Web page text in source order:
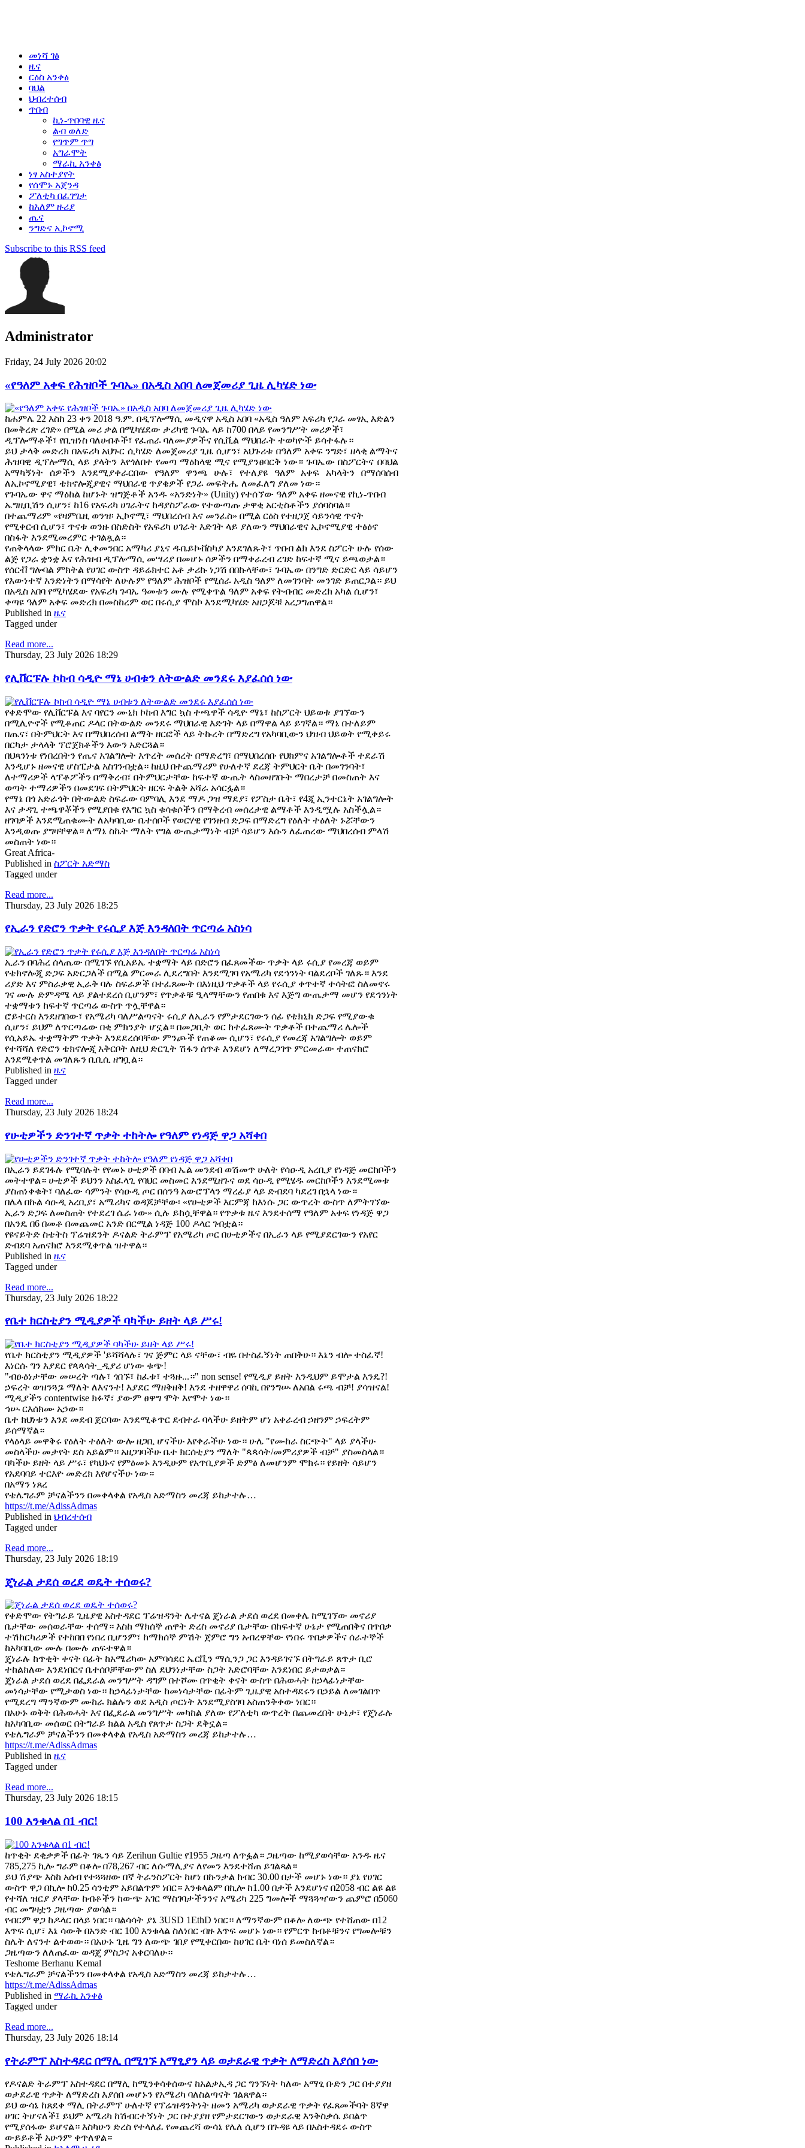
መነሻ ገፅ
ዜና
ርዕስ አንቀፅ
ባህል
ህብረተሰብ
ጥበብ
ኪነ-ጥበባዊ ዜና
ልብ ወለድ
የግጥም ጥግ
አግራሞት
ማራኪ አንቀፅ
ነፃ አስተያየት
የሰሞኑ አጀንዳ
ፖለቲካ በፈገግታ
ከአለም ዙሪያ
ጤና
ንግድና ኢኮኖሚ
Subscribe to this RSS feed
Administrator
Friday, 24 July 2026 20:02
«የዓለም አቀፍ የሕዝቦች ጉባኤ» በአዲስ አበባ ለመጀመሪያ ጊዜ ሊካሄድ ነው
ከሐምሌ 22 እስከ 23 ቀን 2018 ዓ.ም. በዲፕሎማሲ መዲናዋ አዲስ አበባ «አዲስ ዓለም አፍሪካ የጋራ መፃኢ እድልን
በመቅረጽ ረገድ» በሚል መሪ ቃል በሚካሄደው ታሪካዊ ጉባኤ ላይ ከ700 በላይ የመንግሥት መሪዎች፣
ዲፕሎማቶች፣ የቢዝነስ ባለሀብቶች፣ የፈጠራ ባለሙያዎችና የሲቪል ማህበራት ተወካዮች ይሳተፋሉ።
ይህ ታላቅ መድረክ በአፍሪካ አህጉር ሲካሄድ ለመጀመሪያ ጊዜ ሲሆን፣ አህጉሪቱ በዓለም አቀፍ ንግድ፣ ዘላቂ ልማትና
ሕዝባዊ ዲፕሎማሲ ላይ ያላትን እየጎለበተ የመጣ ማዕከላዊ ሚና የሚያንፀባርቅ ነው። ጉባኤው በስፖርትና በባህል
አማካኝነት ሰዎችን እንደሚያቀራርበው የዓለም ዋንጫ ሁሉ፣ የተለያዩ ዓለም አቀፍ አካላትን በማሰባሰብ
ለኢኮኖሚያዊ፣ ቴክኖሎጂያዊና ማህበራዊ ጥያቄዎች የጋራ መፍትሔ ለመፈለግ ያለመ ነው።
የጉባኤው ዋና ማዕከል ከሆኑት ዝግጅቶች አንዱ «አንድነት» (Unity) የተሰኘው ዓለም አቀፍ ዘመናዊ የኪነ-ጥበብ
ኤግዚቢሽን ሲሆን፣ ከ16 የአፍሪካ ሀገራትና ከዳያስፖራው የተውጣጡ ታዋቂ አርቲስቶችን ያሰባስባል።
በተጨማሪም «የዛምቤዚ ወንዝ፡ ኢኮኖሚ፣ ማህበረሰብ እና መንፈስ» በሚል ርዕስ የተዘጋጀ ሳይንሳዊ ጥናት
የሚቀርብ ሲሆን፣ ጥናቱ ወንዙ በስድስት የአፍሪካ ሀገራት እድገት ላይ ያለውን ማህበራዊና ኢኮኖሚያዊ ተፅዕኖ
በስፋት እንደሚመረምር ተገልጿል።
የጠቅላላው ምክር ቤት ሊቀመንበር አማካሪ ያኒና ዱቤይኮቭስካያ እንደገለጹት፣ ጥበብ ልክ እንደ ስፖርት ሁሉ የሰው
ልጅ የጋራ ቋንቋ እና የሕዝብ ዲፕሎማሲ መሣሪያ በመሆኑ ሰዎችን በማቀራረብ ረገድ ከፍተኛ ሚና ይጫወታል።
የሰርቭ ግሎባል ምክትል የሀገር ውስጥ ዳይሬክተር አቶ ታሪኩ ነጋሽ በበኩላቸው፣ ጉባኤው በንግድ ድርድር ላይ ሳይሆን
የእውነተኛ አንድነትን በማሳየት ለሁሉም የዓለም ሕዝቦች የሚሰራ አዲስ ዓለም ለመገንባት መንገድ ይጠርጋል። ይህ
በአዲስ አበባ የሚካሄደው የአፍሪካ ጉባኤ ዓመቱን ሙሉ የሚቀጥል ዓለም አቀፍ የትብብር መድረክ አካል ሲሆን፣
ቀጣዩ ዓለም አቀፍ መድረክ በመስከረም ወር በሩሲያ ሞስኮ እንደሚካሄድ አዘጋጆቹ አረጋግጠዋል።
Published in ዜና
Tagged under
Read more...
Thursday, 23 July 2026 18:29
የሊቨርፑሉ ኮከብ ሳዲዮ ማኔ ሀብቱን ለትውልድ መንደሩ እያፈሰሰ ነው
የቀድሞው የሊቨርፑል እና ባየርን ሙኒክ ኮከብ እግር ኳስ ተጫዋች ሳዲዮ ማኔ፣ ከስፖርት ህይወቱ ያገኘውን
በሚሊዮኖች የሚቆጠር ዶላር በትውልድ መንደሩ ማህበራዊ እድገት ላይ በማዋል ላይ ይገኛል። ማኔ በተለይም
በጤና፣ በትምህርት እና በማህበረሰብ ልማት ዘርፎች ላይ ትኩረት በማድረግ የአካባቢውን ህዝብ ህይወት የሚቀይሩ
በርካታ ታላላቅ ፕሮጀክቶችን እውን አድርጓል።
በህጻንነቱ የነበረበትን የጤና አገልግሎት እጥረት መሰረት በማድረግ፣ በማህበረሰቡ የህክምና አገልግሎቶች ተደራሽ
እንዲሆኑ ዘመናዊ ሆስፒታል አስገንብቷል። ከዚህ በተጨማሪም የሁለተኛ ደረጃ ትምህርት ቤት በመገንባት፣
ለተማሪዎች ላፕቶፖችን በማቅረብ፣ በትምህርታቸው ከፍተኛ ውጤት ላስመዘገቡት ማበረታቻ በመስጠት እና
ወጣት ተማሪዎችን በመደገፍ በትምህርት ዘርፍ ትልቅ አሻራ አሳርፏል።
የማኔ በጎ አድራጎት በትውልድ ስፍራው ባምባሊ እንደ ማዶ ጋዝ ማደያ፣ የፖስታ ቤት፣ የ4ጂ ኢንተርኔት አገልግሎት
እና ታዳጊ ተጫዋቾችን የሚያበቁ የእግር ኳስ ቁሳቁሶችን በማቅረብ መሰረታዊ ልማቶች እንዲሟሉ አስችሏል።
ዘገባዎች እንደሚጠቁሙት ለአካባቢው ቤተሰቦች የወርሃዊ የገንዘብ ድጋፍ በማድረግ የዕለት ተዕለት ኑሯቸውን
እንዲወጡ ያግዛቸዋል። ለማኔ ስኬት ማለት የግል ውጤታማነት ብቻ ሳይሆን እሱን ለፈጠረው ማህበረሰብ ምላሽ
መስጠት ነው።
Great Africa-
Published in ስፖርት አድማስ
Tagged under
Read more...
Thursday, 23 July 2026 18:25
የኢራን የድሮን ጥቃት የሩሲያ እጅ እንዳለበት ጥርጣሬ አስነሳ
ኢራን በባሕረ ሰላጤው በሚገኙ የሲአይኤ ተቋማት ላይ በድሮን በፈጸመችው ጥቃት ላይ ሩሲያ የመረጃ ወይም
የቴክኖሎጂ ድጋፍ አድርጋለች በሚል ምርመራ ሊደረግበት እንደሚገባ የአሜሪካ የደኅንነት ባልደረቦች ገለጹ። እንደ
ሪያድ እና ምስራቃዊ ኢራቅ ባሉ ስፍራዎች በተፈጸሙት በእነዚህ ጥቃቶች ላይ የሩሲያ ቀጥተኛ ተሳትፎ ስለመኖሩ
ገና ሙሉ ድምዳሜ ላይ ያልተደረሰ ቢሆንም፣ የጥቃቶቹ ዒላማቸውን የጠበቁ እና እጅግ ውጤታማ መሆን የደኅንነት
ተቋማቱን ከፍተኛ ጥርጣሬ ውስጥ ጥሏቸዋል።
ሮይተርስ እንደዘገበው፣ የአሜሪካ ባለሥልጣናት ሩሲያ ለኢራን የምታደርገውን ሰፊ የቴክኒክ ድጋፍ የሚያውቁ
ሲሆን፣ ይህም ለጥርጣሬው በቂ ምክንያት ሆኗል። በመጋቢት ወር ከተፈጸሙት ጥቃቶች በተጨማሪ ሌሎች
የሲአይኤ ተቋማትም ጥቃት እንደደረሰባቸው ምንጮች የጠቆሙ ሲሆን፣ የሩሲያ የመረጃ አገልግሎት ወይም
የተሻሻለ የድሮን ቴክኖሎጂ አቅርቦት ለዚህ ድርጊት ሽፋን ሰጥቶ እንደሆነ ለማረጋገጥ ምርመራው ተጠናክሮ
እንደሚቀጥል መገለጹን ቢቢሲ ዘግቧል።
Published in ዜና
Tagged under
Read more...
Thursday, 23 July 2026 18:24
የሁቲዎችን ድንገተኛ ጥቃት ተከትሎ የዓለም የነዳጅ ዋጋ አሻቀበ
በኢራን ይደገፋሉ የሚባሉት የየመኑ ሁቲዎች በባብ ኤል መንደብ ወሽመጥ ሁለት የሳዑዲ አረቢያ የነዳጅ መርከቦችን
መትተዋል። ሁቲዎች ይህንን አስፈላጊ የባህር መስመር እንደሚዘጉና ወደ ሳዑዲ የሚሄዱ መርከቦችን እንደሚመቱ
ያስጠነቀቁት፣ ባለፈው ሳምንት የሳዑዲ ጦር በሰንዓ አውሮፕላን ማረፊያ ላይ ድብደባ ካደረገ በኋላ ነው።
በሌላ በኩል ሳዑዲ አረቢያ፣ አሜሪካና ወዳጆቻቸው፡ «የሁቲዎች እርምጃ ከእነሱ ጋር ውጥረት ውስጥ ለምትገኘው
ኢራን ድጋፍ ለመስጠት የተደረገ ሴራ ነው» ሲሉ ይከሷቸዋል። የጥቃቱ ዜና እንደተሰማ የዓለም አቀፍ የነዳጅ ዋጋ
በአንዴ በ6 በመቶ በመጨመር አንድ በርሚል ነዳጅ 100 ዶላር ገብቷል።
የዩናይትድ ስቴትስ ፕሬዝደንት ዶናልድ ትራምፕ የአሜሪካ ጦር በሁቲዎችና በኢራን ላይ የሚያደርገውን የአየር
ድብደባ አጠናክሮ እንደሚቀጥል ዝተዋል።
Published in ዜና
Tagged under
Read more...
Thursday, 23 July 2026 18:22
የቤተ ክርስቲያን ሚዲያዎች ባካችሁ ይዘት ላይ ሥሩ!
የቤተ ክርስቲያን ሚዲያዎች 'ይሻሻላሉ፣ ገና ጅምር ላይ ናቸው፣ ብዬ በተስፈኝነት ጠበቅሁ። እኔን ብሎ ተስፈኛ!
እነርሱ ግን እያደር የጳጳሳት_ዲያሪ ሆነው ቁጭ!
"ብፁዕነታቸው መሠረት ጣሉ፣ ጎበኙ፣ ከፈቱ፣ ተጓዙ...።" non sense! የሚዲያ ይዘት እንዲህም ይሞታል እንዴ?!
ኃፍረት ወዝንጓጔ ማለት ለእናንተ! እያደር ማዘቅዘቅ! እንደ ተዘዋዋሪ ሰባኪ በየንግሡ ለአበል ሩጫ ብቻ! ያሳዝናል!
ሚዲያችን contentwise ክፉኛ፣ ያውም ፀዋግ ሞት እየሞተ ነው።
ኅሡ ርእሰክሙ አኃው።
ቤተ ክህነቱን እንደ መደብ ጀርባው እንደሚቆጥር ደብተራ ባላችሁ ይዘትም ሆነ አቀራረብ ኃዘንም ኃፍረትም
ይሰማኛል።
የላዕላይ መዋቅሩ የዕለት ተዕለት ውሎ ዘጋቢ ሆናችሁ እየቀራችሁ ነው። ሁሌ "የሙከራ ስርጭት" ላይ ያላችሁ
መስላችሁ መታየት ደስ አይልም። አዘጋገባችሁ ቤተ ክርሰቲያን ማለት "ጳጳሳት/መምሪያዎች ብቻ" ያስመስላል።
ባካችሁ ይዘት ላይ ሥሩ፣ የካህኑና የምዕመኑ እንዲሁም የአጥቢያዎች ድምፅ ለመሆንም ሞክሩ። የይዘት ሳይሆን
የአደባባይ ተርእዮ መድረክ እየሆናችሁ ነው።
በአማን ነጸረ
የቴሌግራም ቻናልችንን በመቀላቀል የአዲስ አድማስን መረጃ ይከታተሉ…
https://t.me/AdissAdmas
Published in ህብረተሰብ
Tagged under
Read more...
Thursday, 23 July 2026 18:19
ጄነራል ታደሰ ወረደ ወዴት ተሰወሩ?
የቀድሞው የትግራይ ጊዜያዊ አስተዳደር ፕሬዝዳንት ሌተናል ጄነራል ታደሰ ወረደ በመቀሌ ከሚገኘው መኖሪያ
ቤታቸው መሰወራቸው ተሰማ። እስከ ማክሰኞ ጠዋት ድረስ መኖሪያ ቤታቸው በከፍተኛ ሁኔታ የሚጠበቅና በጥበቃ
ተሽከርካሪዎች የተከበበ የነበረ ቢሆንም፣ ከማክሰኞ ምሽት ጀምሮ ግን አብረዋቸው የነበሩ ጥበቃዎችና ሰራተኞች
ከአካባቢው ሙሉ በሙሉ ጠፍተዋል።
ጄነራሉ ከጥቂት ቀናት በፊት ከአሜሪካው አምባሳደር ኤርቪን ማሲንጋ ጋር እንዳይገናኙ በትግራይ ጸጥታ ቢሮ
ተከልክለው እንደነበርና ቤተሰቦቻቸውም ስለ ደህንነታቸው ስጋት አድሮባቸው እንደነበር ይታወቃል።
ጄነራል ታደሰ ወረደ በፌደራል መንግሥት ዳግም በተሾሙ በጥቂት ቀናት ውስጥ በሕወሓት ከኃላፊነታቸው
መነሳታቸው የሚታወስ ነው። ከኃላፊነታቸው ከመነሳታቸው በፊትም ጊዜያዊ አስተዳደሩን በኃይል ለመገልበጥ
የሚደረግ ማንኛውም ሙከራ ክልሉን ወደ አዲስ ጦርነት እንደሚያስገባ አስጠንቅቀው ነበር።
በአሁኑ ወቅት በሕወሓት እና በፌደራል መንግሥት መካከል ያለው የፖለቲካ ውጥረት በጨመረበት ሁኔታ፣ የጄነራሉ
ከአካባቢው መሰወር በትግራይ ክልል አዲስ የጸጥታ ስጋት ደቅኗል።
የቴሌግራም ቻናልችንን በመቀላቀል የአዲስ አድማስን መረጃ ይከታተሉ…
https://t.me/AdissAdmas
Published in ዜና
Tagged under
Read more...
Thursday, 23 July 2026 18:15
100 እንቁላል በ1 ብር!
ከጥቂት ደቂቃዎች በፊት ገጼን ሳይ Zerihun Gultie የ1955 ጋዜጣ ለጥፏል። ጋዜጣው ከሚያወሳቸው አንዱ ዜና
785,275 ኪሎ ግራም በቆሎ በ78,267 ብር ለሱማሊያና ለየመን እንደተሸጠ ይገልጻል።
ይህ ሽያጭ እስከ አሰብ የተጓጓዘው በኛ ትራንስፖርት ከሆነ በኩንታል ከብር 30.00 በታች መሆኑ ነው። ያኔ የሀገር
ውስጥ ዋጋ በኪሎ ከ0.25 ሳንቲም አይበልጥም ነበር። እንቁላልም በኪሎ ከ1.00 በታች እንደሆነና በ2058 ብር ልዩ ልዩ
የተሻለ ዝርያ ያላቸው ከብቶችን ከውጭ አገር ማስገባታችንንና አሜሪካ 225 ግመሎች ማጓጓዣውን ጨምሮ በ5060
ብር መግዛቷን ጋዜጣው ያወሳል።
የብርም ዋጋ ከዶላር በላይ ነበር። ባልሳሳት ያኔ 3USD 1EthD ነበር። ለማንኛውም በቆሎ ለውጭ የተሸጠው በ12
እጥፍ ሲሆ፣ እኔ ሳውቅ በአንድ ብር 100 እንቁላል ስለነበር ብዙ እጥፍ መሆኑ ነው። የምርጥ ከብቶቹንና የግመሎቹን
ስሌት ለናንተ ልተወው። በአሁኑ ጊዜ ግን ለውጭ ገበያ የሚቀርበው ከሀገር ቤት ባነሰ ይመስለኛል።
ጋዜጣውን ለለጠፈው ወዳጄ ምስጋና አቀርባለሁ።
Teshome Berhanu Kemal
የቴሌግራም ቻናልችንን በመቀላቀል የአዲስ አድማስን መረጃ ይከታተሉ…
https://t.me/AdissAdmas
Published in ማራኪ አንቀፅ
Tagged under
Read more...
Thursday, 23 July 2026 18:14
የትራምፕ አስተዳደር በማሊ በሚገኙ አማፂያን ላይ ወታደራዊ ጥቃት ለማድረስ እያሰበ ነው
የዶናልድ ትራምፕ አስተዳደር በማሊ ከሚንቀሳቀሰውና ከአልቃኢዳ ጋር ግንኙነት ካለው አማፂ ቡድን ጋር በተያያዘ
ወታደራዊ ጥቃት ለማድረስ እያሰበ መሆኑን የአሜሪካ ባለስልጣናት ገልጸዋል።
ይህ ውሳኔ ከጸደቀ ማሊ በትራምፕ ሁለተኛ የፕሬዝዳንትነት ዘመን አሜሪካ ወታደራዊ ጥቃት የፈጸመችባት 8ኛዋ
ሀገር ትሆናለች፤ ይህም አሜሪካ ከሽብርተኝነት ጋር በተያያዘ የምታደርገውን ወታደራዊ እንቅስቃሴ ይበልጥ
የሚያሰፋው ይሆናል። እስካሁን ድረስ የተላለፈ የመጨረሻ ውሳኔ የሌለ ሲሆን በጉዳዩ ላይ በአስተዳደሩ ውስጥ
ውይይቶች አሁንም ቀጥለዋል።